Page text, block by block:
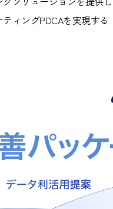
ィングPDCAを実現する